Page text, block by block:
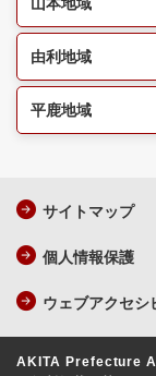
由利地域
平鹿地域
サイトマップ
個人情報保護
ウェブアクセシ
AKITA Prefecture